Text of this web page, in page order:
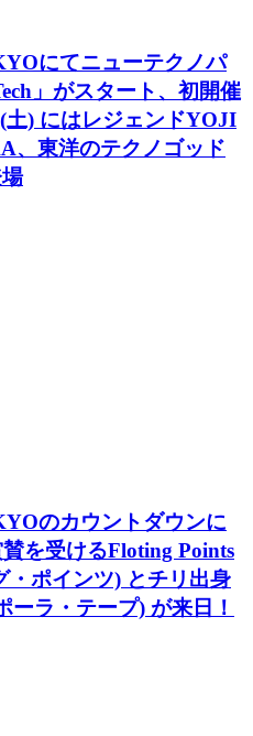
にてニューテクノパ
」がスタート、初開催
土) にはレジェンドYOJI
、東洋のテクノゴッド
のカウントダウンに
を受けるFloting Points
・ポインツ) とチリ出身
ーラ・テープ) が来日！